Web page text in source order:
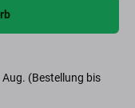
(Bestellung bis